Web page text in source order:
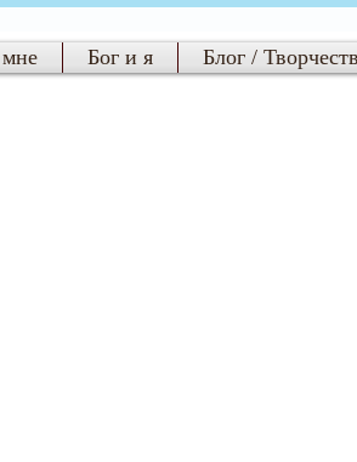
Бог и я Блог /